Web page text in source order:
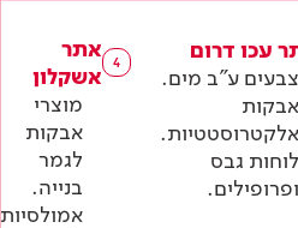
לשוק המקומי ולמדינות
עכו דרום
צבעים ע"ב מים.
אבקות
אלקטרוסטטיות.
לוחות גבס
ופרופילים.
4
אתר
אשקלון
מוצרי
אבקות
לגמר
בנייה.
אמולסיות